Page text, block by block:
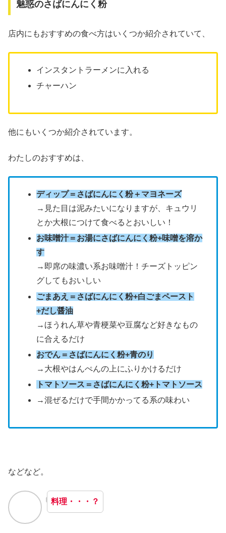
魅惑のさばにんにく粉
店内にもおすすめの食べ方はいくつか紹介されていて、
インスタントラーメンに入れる
チャーハン
他にもいくつか紹介されています。
わたしのおすすめは、
ディップ＝さばにんにく粉＋マヨネーズ
→見た目は泥みたいになりますが、キュウリ
とか大根につけて食べるとおいしい！
お味噌汁＝お湯にさばにんにく粉+味噌を溶か
す
→即席の味濃い系お味噌汁！チーズトッピン
グしてもおいしい
ごまあえ＝さばにんにく粉+白ごまペースト
+だし醤油
→ほうれん草や青梗菜や豆腐など好きなもの
に合えるだけ
おでん＝さばにんにく粉+青のり
→大根やはんぺんの上にふりかけるだけ
トマトソース＝さばにんにく粉+トマトソース
→混ぜるだけで手間かかってる系の味わい
などなど。
料理・・・？